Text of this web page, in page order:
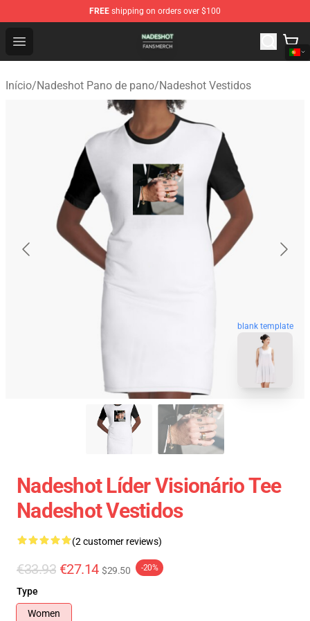
FREE shipping on orders over $100
Open menu
Nadeshot Shop - Official Nadeshot Merchandise Store
Início/Nadeshot Pano de pano/Nadeshot Vestidos
blank template
Nadeshot Líder Visionário Tee
Nadeshot Vestidos
(2 customer reviews)
€33.93 €27.14 $29.50 -20%
Type
Women